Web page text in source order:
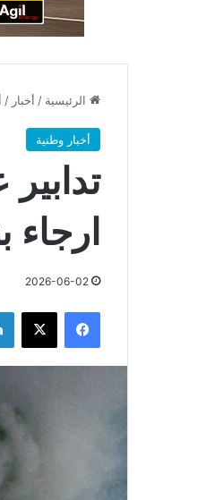
الرئيسية / أخبار /
أخبار وطنية
ارجاء
2026-06-02
فيسبوك X